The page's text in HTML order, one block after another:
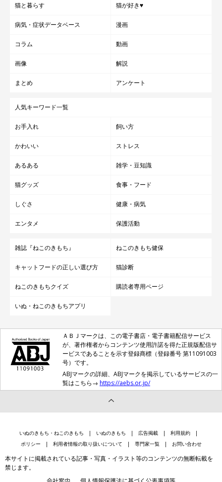
猫と暮らす 猫が好き♥
病気・症状データベース 漫画
コラム 動画
画像 解説
まとめ アンケート
人気キーワード一覧
お手入れ 飼い方
かわいい ストレス
あるある 雑学・豆知識
猫グッズ 食事・フード
しぐさ 健康・病気
エンタメ 保護活動
雑誌『ねこのきもち』 ねこのきもち健保
キャットフードの正しい選び方 猫診断
ねこのきもちクイズ 購読者専用ページ
いぬ・ねこのきもちアプリ
ＡＢＪマークは、この電子書店・電子書籍配信サービス
が、著作権者からコンテンツ使用許諾を得た正規版配信サ
ービスであることを示す登録商標（登録番号 第11091003
号）です。
ABJマークの詳細、ABJマークを掲示しているサービスの一
覧はこちら→ https://aebs.or.jp/
いぬのきもち・ねこのきもち いぬのきもち 広告掲載
利用規約
ポリシー
利用者情報の取り扱いについて 専門家一覧 お問い合わせ
本サイトに掲載されている記事・写真・イラスト等のコンテンツの無断転載を
禁じます。